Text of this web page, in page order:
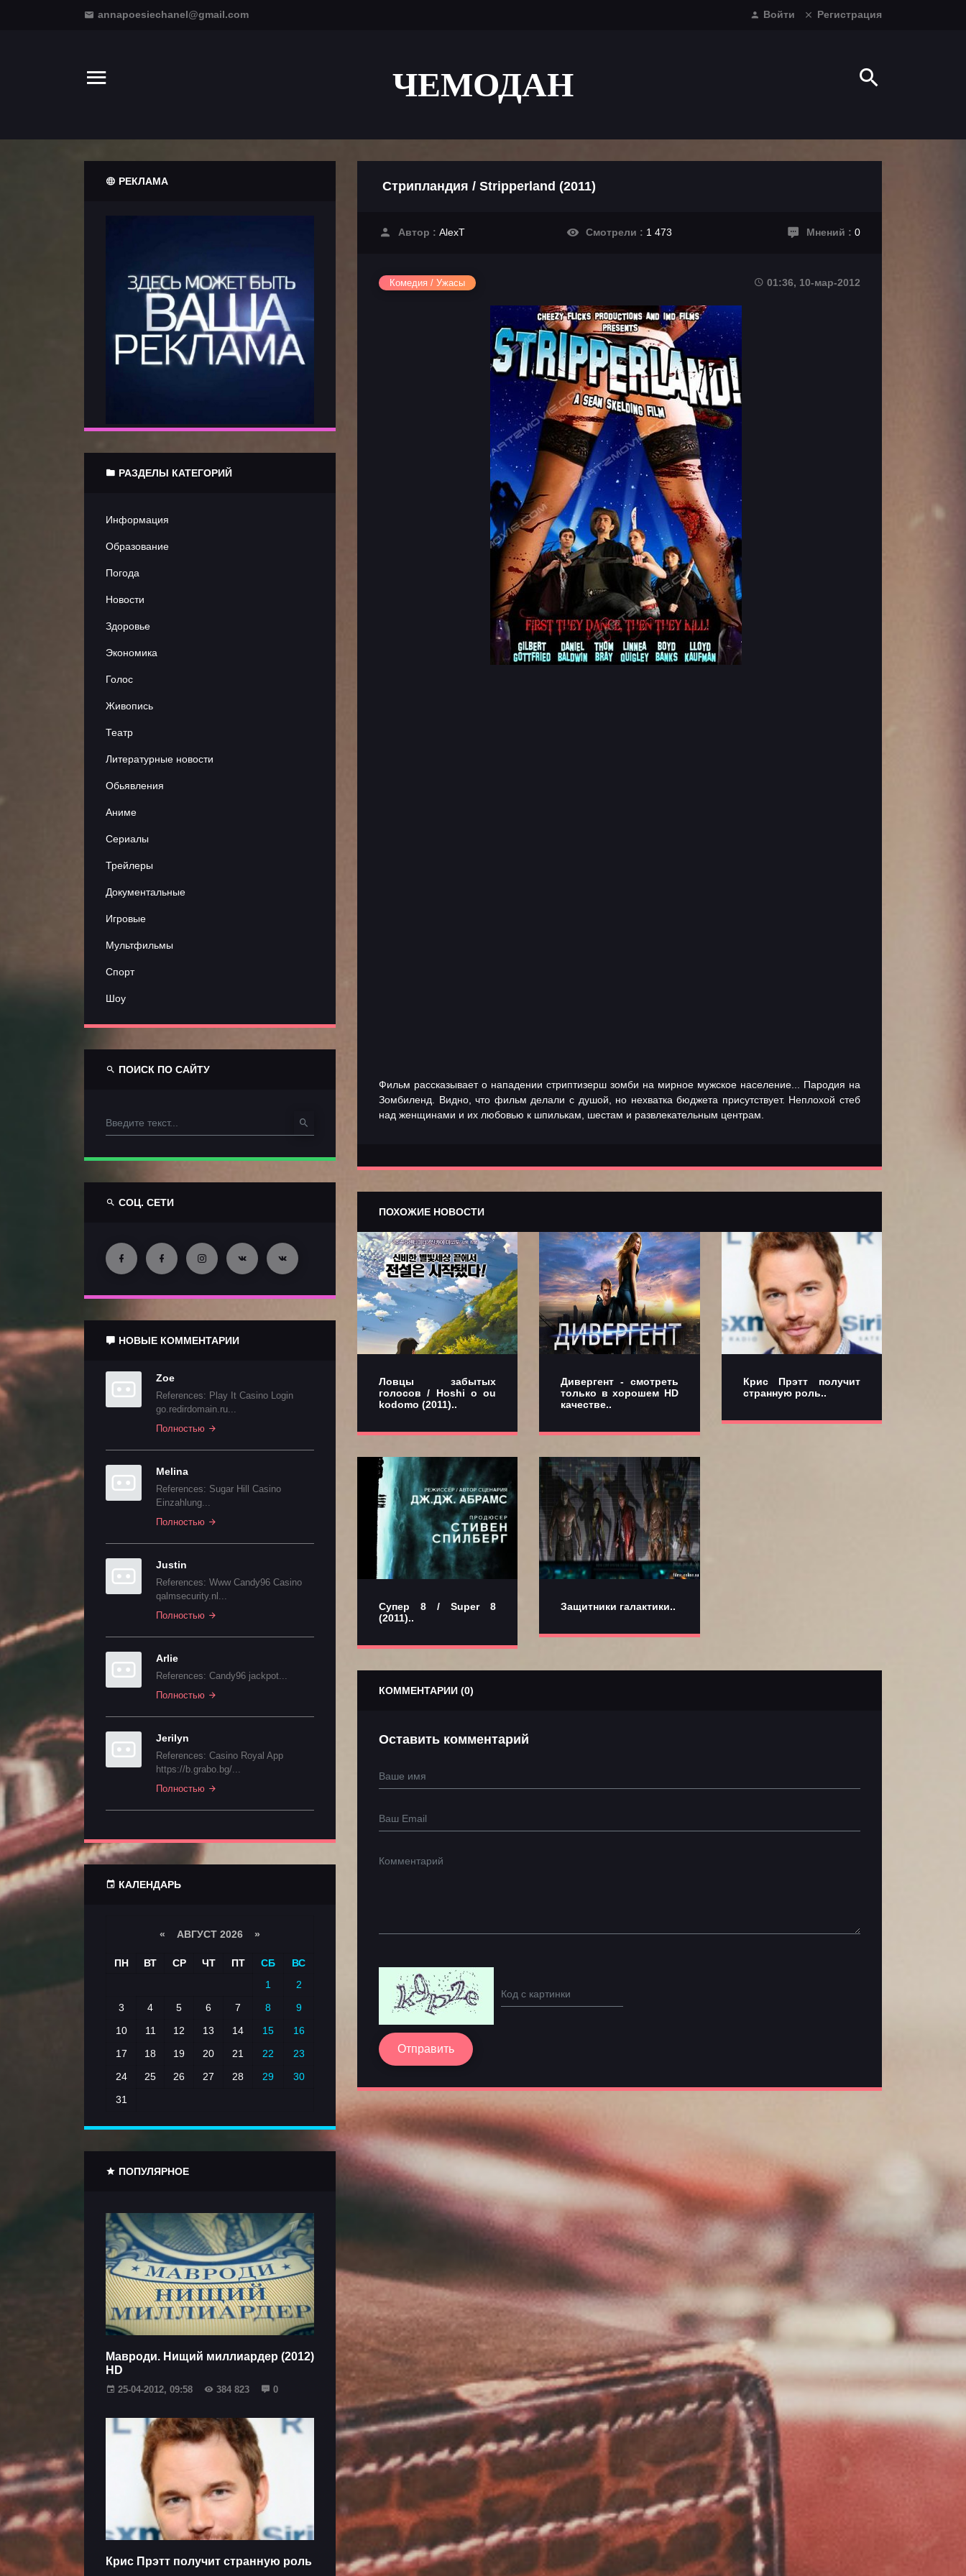
Театральные
Литиратурные
Мультфильмы
Объявления
annapoesiechanel@gmail.com Войти Регистрация
ЧЕМОДАН
РЕКЛАМА
РАЗДЕЛЫ КАТЕГОРИЙ
Информация
Образование
Погода
Новости
Здоровье
Экономика
Голос
Живопись
Театр
Литературные новости
Обьявления
Аниме
Сериалы
Трейлеры
Документальные
Игровые
Мультфильмы
Спорт
Шоу
ПОИСК ПО САЙТУ
СОЦ. СЕТИ
НОВЫЕ КОММЕНТАРИИ
Zoe
References: Play It Casino Login
go.redirdomain.ru...
Полностью
Melina
References: Sugar Hill Casino
Einzahlung...
Полностью
Justin
References: Www Candy96 Casino
qalmsecurity.nl...
Полностью
Arlie
References: Candy96 jackpot...
Полностью
Jerilyn
References: Casino Royal App
https://b.grabo.bg/...
Полностью
КАЛЕНДАРЬ
« АВГУСТ 2026 »
ПН ВТ СР ЧТ ПТ СБ
ВС
1
2
3
4 5 6 7 8
9
10
11 12 13 14 15
16
17
18 19 20 21 22
23
24
25 26 27 28 29
30
31
ПОПУЛЯРНОЕ
Мавроди. Нищий миллиардер (2012)
HD
25-04-2012, 09:58 384 823 0
Крис Прэтт получит странную роль
Стрипландия / Stripperland (2011)
Автор : AlexT Смотрели : 1 473 Мнений : 0
Комедия / Ужасы 01:36, 10-мар-2012
Фильм рассказывает о нападении стриптизерш зомби на мирное мужское население... Пародия на
Зомбиленд. Видно, что фильм делали с душой, но нехватка бюджета присутствует. Неплохой стеб
над женщинами и их любовью к шпилькам, шестам и развлекательным центрам.
ПОХОЖИЕ НОВОСТИ
Ловцы забытых
голосов / Hoshi o ou
kodomo (2011)..
Дивергент - смотреть
только в хорошем HD
качестве..
Крис Прэтт получит
странную роль..
Супер 8 / Super 8
(2011)..
Защитники галактики..
КОММЕНТАРИИ (0)
Оставить комментарий